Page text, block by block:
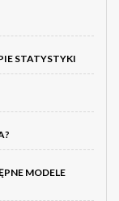
STATYSTYKI
MODELE